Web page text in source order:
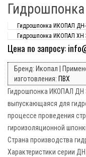
Гидрошпонка ИКОПАЛ
Гидрошпонка ИКОПАЛ ХН
Цена по запросу:
Бренд: Икопал |
изготовления: ПВХ
Гидрошпонка ИКОПАЛ ДН
выпускающаяся для
процессе проведения
гироизоляционной
Страна производства
Характеристики серии